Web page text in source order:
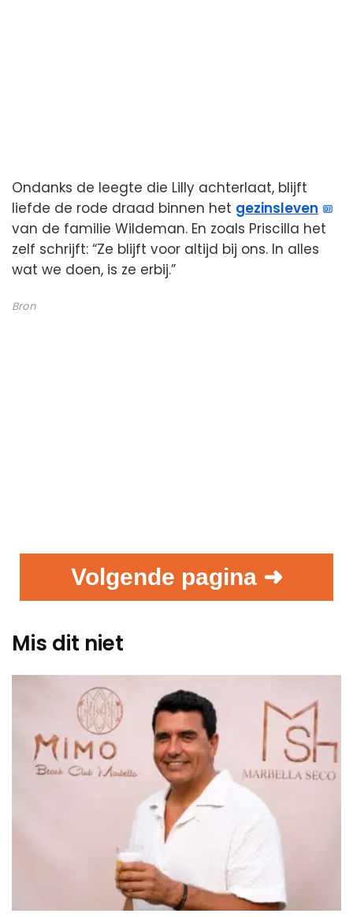
Ondanks de leegte die Lilly achterlaat, blijft
liefde de rode draad binnen het gezinsleven
van de familie Wildeman. En zoals Priscilla het
zelf schrijft: “Ze blijft voor altijd bij ons. In alles
wat we doen, is ze erbij.”
Bron
Volgende pagina ➜
Mis dit niet